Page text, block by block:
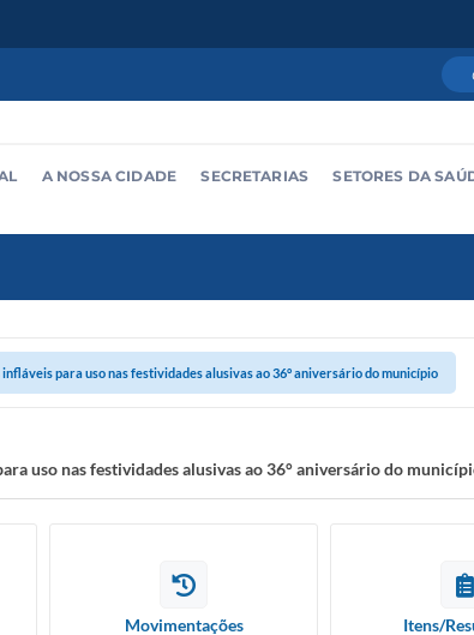
A NOSSA CIDADE SECRETARIAS SETORES DA
para uso nas festividades alusivas ao 36° aniversário do município
uso nas festividades alusivas ao 36° aniversário do
Movimentações Itens/